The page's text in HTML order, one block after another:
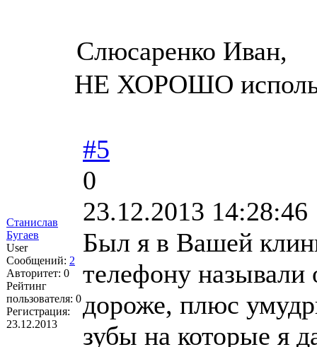
Слюсаренко Иван,
НЕ ХОРОШО
Станислав
Бугаев
User
Сообщений: 2
Авторитет: 0
Рейтинг
пользователя: 0
Регистрация:
23.12.2013
#5
0
23.12.2013 14:28:46
Был я в Вашей
телефону называли
дороже, плюс
зубы на которые я